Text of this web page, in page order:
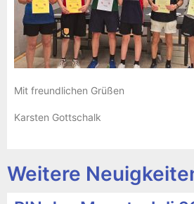
Mit freundlichen Grüßen
Karsten Gottschalk
Weitere